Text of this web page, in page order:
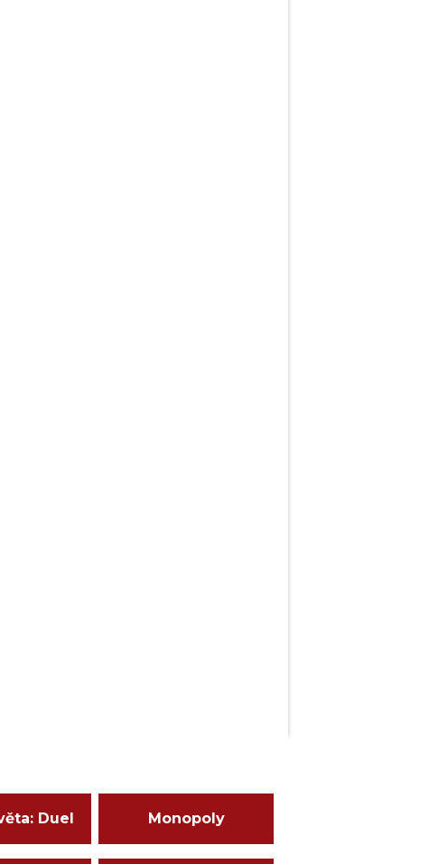
Duel Monopoly